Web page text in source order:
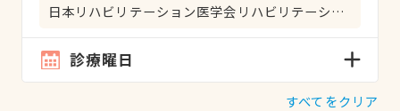
日本リハビリテーション医学会リハビリテーション科専門医
診療曜日
すべてをクリア